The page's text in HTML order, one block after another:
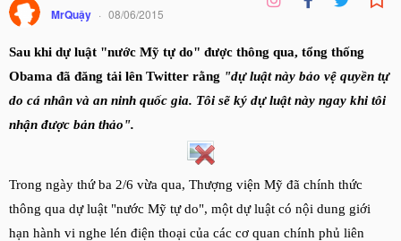
MrQuậy 08/06/2015
Sau khi dự luật "nước Mỹ tự do" được thông qua, tổng thống
Obama đã đăng tải lên Twitter rằng "dự luật này bảo vệ quyền tự
do cá nhân và an ninh quốc gia. Tôi sẽ ký dự luật này ngay khi tôi
nhận được bản thảo".
Trong ngày thứ ba 2/6 vừa qua, Thượng viện Mỹ đã chính thức
thông qua dự luật "nước Mỹ tự do", một dự luật có nội dung giới
hạn hành vi nghe lén điện thoại của các cơ quan chính phủ liên